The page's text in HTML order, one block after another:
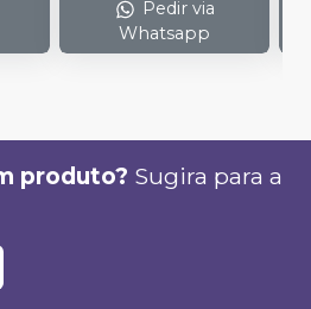
Pedir via
Whatsapp
produto? Sugira para a